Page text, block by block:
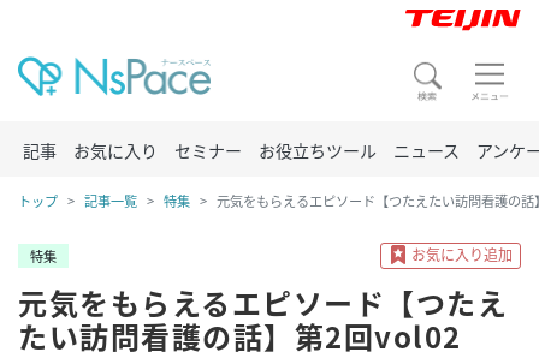
記事 お気に入り セミナー お役立ちツール ニュース アンケ
トップ 記事一覧 特集 元気をもらえるエピソード【つたえたい訪問看護の
特集
元気をもらえるエピソード【つたえ
たい訪問看護の話】第2回vol02